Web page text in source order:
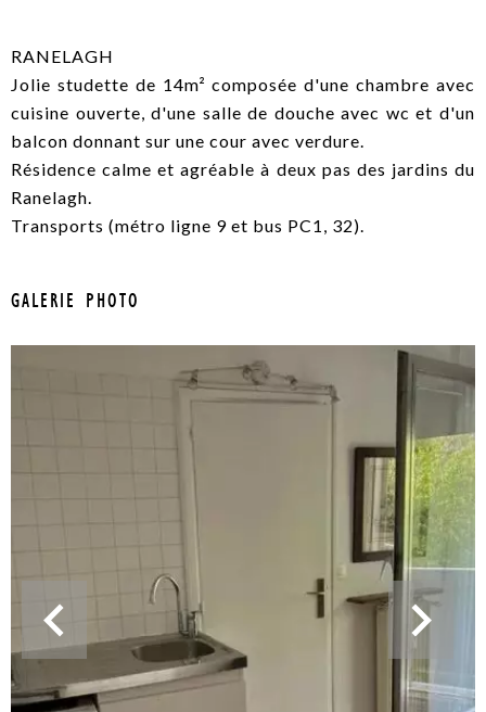
RANELAGH
Jolie studette de 14m² composée d'une chambre avec
cuisine ouverte, d'une salle de douche avec wc et d'un
balcon donnant sur une cour avec verdure.
Résidence calme et agréable à deux pas des jardins du
Ranelagh.
Transports (métro ligne 9 et bus PC1, 32).
GALERIE PHOTO